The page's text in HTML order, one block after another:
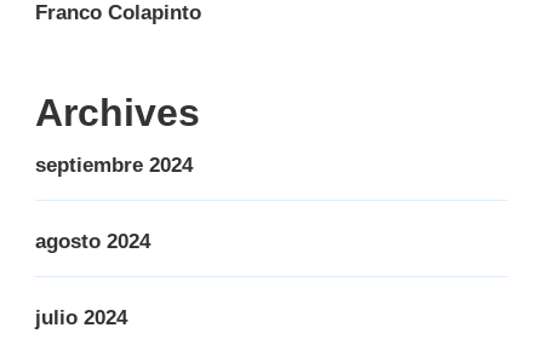
Franco Colapinto
Archives
septiembre 2024
agosto 2024
julio 2024